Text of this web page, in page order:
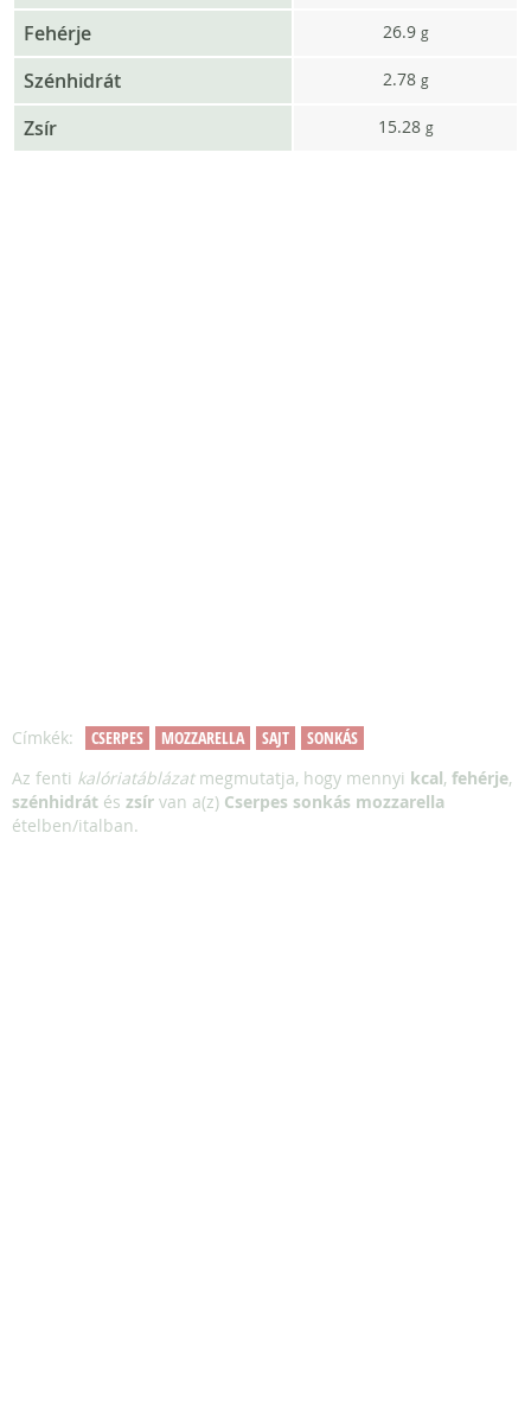
Fehérje 26.9 g
Szénhidrát 2.78 g
Zsír 15.28 g
Címkék: CSERPES MOZZARELLA SAJT
SONKÁS
Az fenti kalóriatáblázatmegmutatja, hogy mennyi kcal, fehérje,
szénhidrát és zsír van a(z) Cserpes sonkás mozzarella
ételben/italban.